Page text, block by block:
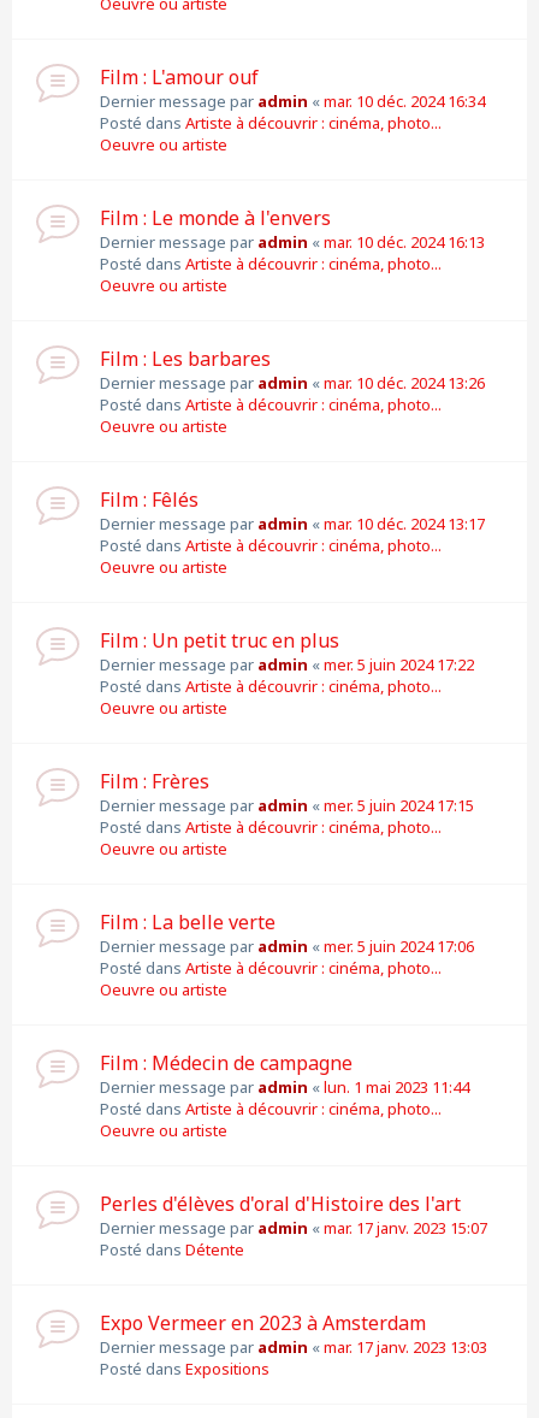
Film : L'amour ouf
Dernier message par admin «mar. 10 déc. 2024 16:34
Posté dans Artiste à découvrir : cinéma, photo...
Oeuvre ou artiste
Film : Le monde à l'envers
Dernier message par admin «mar. 10 déc. 2024 16:13
Posté dans Artiste à découvrir : cinéma, photo...
Oeuvre ou artiste
Film : Les barbares
Dernier message par admin «mar. 10 déc. 2024 13:26
Posté dans Artiste à découvrir : cinéma, photo...
Oeuvre ou artiste
Film : Fêlés
Dernier message par admin «mar. 10 déc. 2024 13:17
Posté dans Artiste à découvrir : cinéma, photo...
Oeuvre ou artiste
Film : Un petit truc en plus
Dernier message par admin «mer. 5 juin 2024 17:22
Posté dans Artiste à découvrir : cinéma, photo...
Oeuvre ou artiste
Film : Frères
Dernier message par admin «mer. 5 juin 2024 17:15
Posté dans Artiste à découvrir : cinéma, photo...
Oeuvre ou artiste
Film : La belle verte
Dernier message par admin «mer. 5 juin 2024 17:06
Posté dans Artiste à découvrir : cinéma, photo...
Oeuvre ou artiste
Film : Médecin de campagne
Dernier message par admin «lun. 1 mai 2023 11:44
Posté dans Artiste à découvrir : cinéma, photo...
Oeuvre ou artiste
Perles d'élèves d'oral d'Histoire des l'art
Dernier message par admin «mar. 17 janv. 2023 15:07
Posté dans Détente
Expo Vermeer en 2023 à Amsterdam
Dernier message par admin «mar. 17 janv. 2023 13:03
Posté dans Expositions